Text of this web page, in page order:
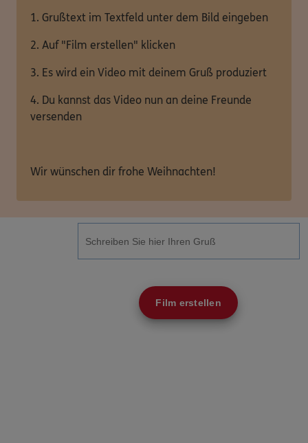
1. Grußtext im Textfeld unter dem Bild eingeben
2. Auf "Film erstellen" klicken
3. Es wird ein Video mit deinem Gruß produziert
4. Du kannst das Video nun an deine Freunde
versenden
Wir wünschen dir frohe Weihnachten!